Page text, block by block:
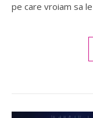
pe care vroiam sa